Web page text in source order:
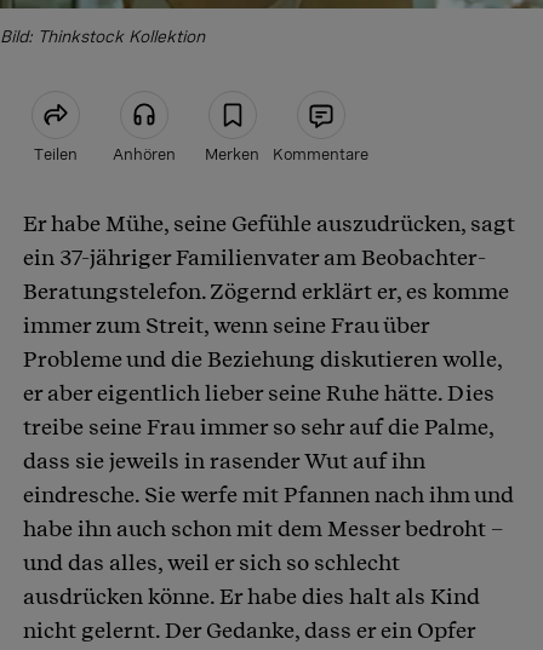
Bild: Thinkstock Kollektion
Teilen Anhören Merken Kommentare
Artikel teilen
Er habe Mühe, seine Gefühle auszudrücken, sagt
ein 37-jähriger Familienvater am Beobachter-
Beratungstelefon. Zögernd erklärt er, es komme
immer zum Streit, wenn seine Frau über
Probleme und die Beziehung diskutieren wolle,
er aber eigentlich lieber seine Ruhe hätte. Dies
treibe seine Frau immer so sehr auf die Palme,
dass sie jeweils in rasender Wut auf ihn
eindresche. Sie werfe mit Pfannen nach ihm und
habe ihn auch schon mit dem Messer bedroht –
und das alles, weil er sich so schlecht
ausdrücken könne. Er habe dies halt als Kind
nicht gelernt. Der Gedanke, dass er ein Opfer